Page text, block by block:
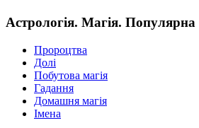
Астрологія. Магія. Популярна
Пророцтва
Долі
Побутова магія
Гадання
Домашня магія
Імена